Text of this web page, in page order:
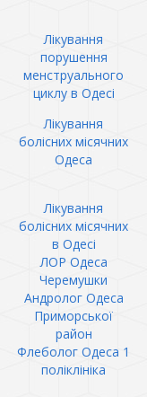
Лікування
порушення
менструального
циклу в Одесі
Лікування
болісних місячних
Одеса
Лікування
болісних місячних
в Одесі
ЛОР Одеса
Черемушки
Андролог Одеса
Приморської
район
Флеболог Одеса 1
поліклініка